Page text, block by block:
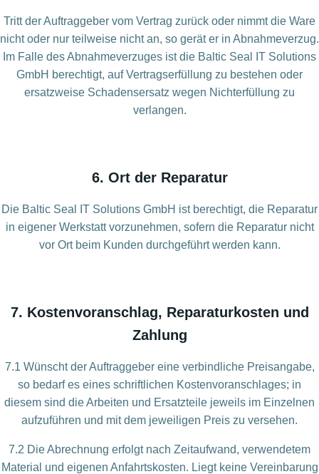
Tritt der Auftraggeber vom Vertrag zurück oder nimmt die Ware
nicht oder nur teilweise nicht an, so gerät er in Abnahmeverzug.
Im Falle des Abnahmeverzuges ist die Baltic Seal IT Solutions
GmbH berechtigt, auf Vertragserfüllung zu bestehen oder
ersatzweise Schadensersatz wegen Nichterfüllung zu
verlangen.
6. Ort der Reparatur
Die Baltic Seal IT Solutions GmbH ist berechtigt, die Reparatur
in eigener Werkstatt vorzunehmen, sofern die Reparatur nicht
vor Ort beim Kunden durchgeführt werden kann.
7. Kostenvoranschlag, Reparaturkosten und
Zahlung
7.1 Wünscht der Auftraggeber eine verbindliche Preisangabe,
so bedarf es eines schriftlichen Kostenvoranschlages; in
diesem sind die Arbeiten und Ersatzteile jeweils im Einzelnen
aufzuführen und mit dem jeweiligen Preis zu versehen.
7.2 Die Abrechnung erfolgt nach Zeitaufwand, verwendetem
Material und eigenen Anfahrtskosten. Liegt keine Vereinbarung